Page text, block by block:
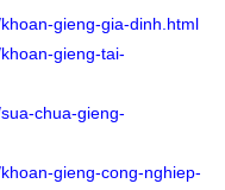
gieng-gia-dinh.html
gieng-tai-
chua-gieng-
gieng-cong-nghiep-